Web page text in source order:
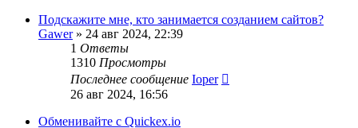
Подскажите мне, кто занимается созданием сайтов?
Gawer» 24 авг 2024, 22:39
1 Ответы
1310 Просмотры
Последнее сообщение Ioper
26 авг 2024, 16:56
Обменивайте с Quickex.io